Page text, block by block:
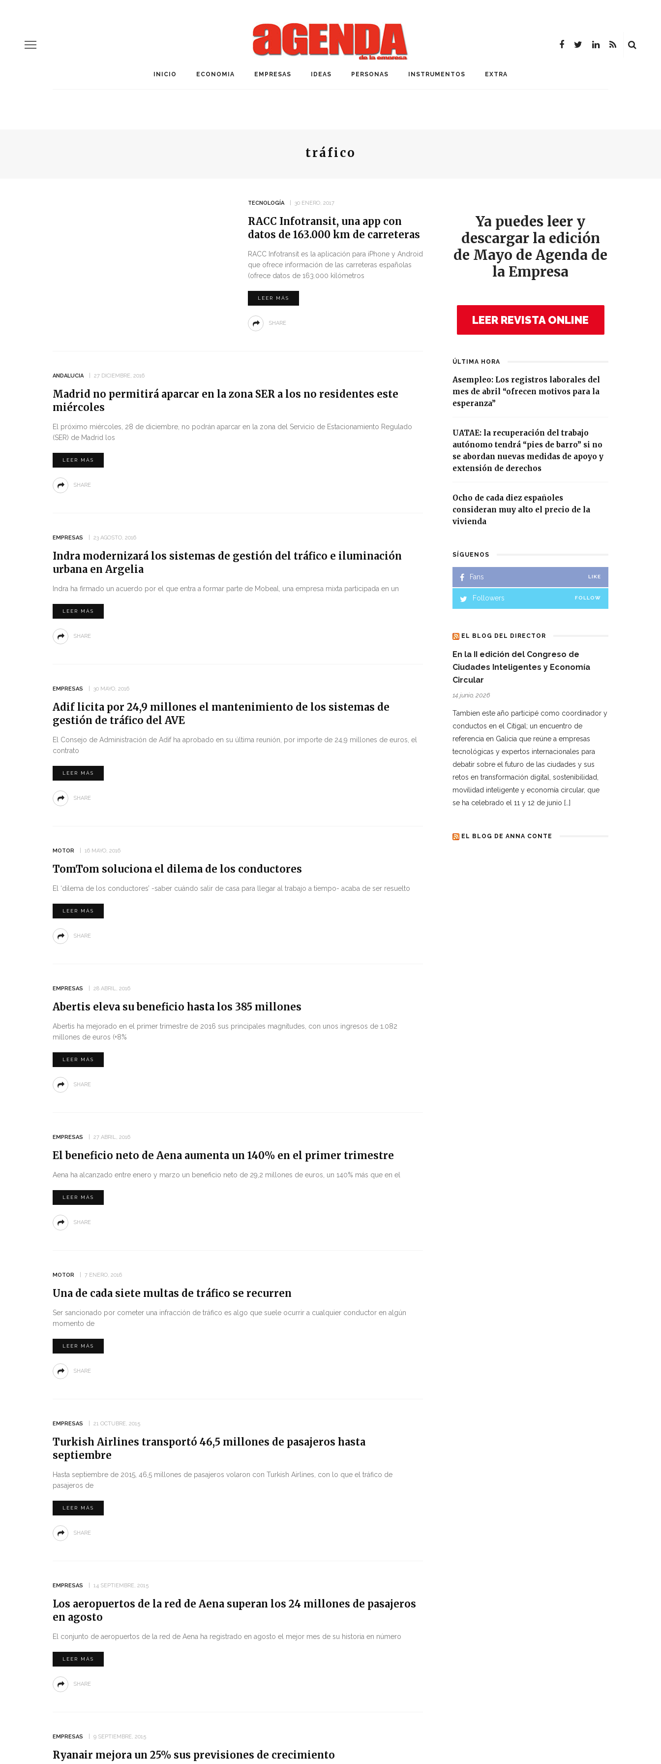
INICIO ECONOMIA EMPRESAS IDEAS PERSONAS INSTRUMENTOS EXTRA
tráfico
TECNOLOGÍA 30 ENERO, 2017
RACC Infotransit, una app con
datos de 163.000 km de carreteras
RACC Infotransit es la aplicación para iPhone y Android
que ofrece información de las carreteras españolas
(ofrece datos de 163.000 kilómetros
LEER MÁS
SHARE
ANDALUCIA 27 DICIEMBRE, 2016
Madrid no permitirá aparcar en la zona SER a los no residentes este
miércoles
El próximo miércoles, 28 de diciembre, no podrán aparcar en la zona del Servicio de Estacionamiento Regulado
(SER) de Madrid los
LEER MÁS
SHARE
EMPRESAS 23 AGOSTO, 2016
Indra modernizará los sistemas de gestión del tráfico e iluminación
urbana en Argelia
Indra ha firmado un acuerdo por el que entra a formar parte de Mobeal, una empresa mixta participada en un
LEER MÁS
SHARE
EMPRESAS 30 MAYO, 2016
Adif licita por 24,9 millones el mantenimiento de los sistemas de
gestión de tráfico del AVE
El Consejo de Administración de Adif ha aprobado en su última reunión, por importe de 24,9 millones de euros, el
contrato
LEER MÁS
SHARE
MOTOR 16 MAYO, 2016
TomTom soluciona el dilema de los conductores
El ‘dilema de los conductores’ -saber cuándo salir de casa para llegar al trabajo a tiempo- acaba de ser resuelto
LEER MÁS
SHARE
EMPRESAS 28 ABRIL, 2016
Abertis eleva su beneficio hasta los 385 millones
Abertis ha mejorado en el primer trimestre de 2016 sus principales magnitudes, con unos ingresos de 1.082
millones de euros (+8%
LEER MÁS
SHARE
EMPRESAS 27 ABRIL, 2016
El beneficio neto de Aena aumenta un 140% en el primer trimestre
Aena ha alcanzado entre enero y marzo un beneficio neto de 29,2 millones de euros, un 140% más que en el
LEER MÁS
SHARE
MOTOR 7 ENERO, 2016
Una de cada siete multas de tráfico se recurren
Ser sancionado por cometer una infracción de tráfico es algo que suele ocurrir a cualquier conductor en algún
momento de
LEER MÁS
SHARE
EMPRESAS 21 OCTUBRE, 2015
Turkish Airlines transportó 46,5 millones de pasajeros hasta
septiembre
Hasta septiembre de 2015, 46,5 millones de pasajeros volaron con Turkish Airlines, con lo que el tráfico de
pasajeros de
LEER MÁS
SHARE
EMPRESAS 14 SEPTIEMBRE, 2015
Los aeropuertos de la red de Aena superan los 24 millones de pasajeros
en agosto
El conjunto de aeropuertos de la red de Aena ha registrado en agosto el mejor mes de su historia en número
LEER MÁS
SHARE
EMPRESAS 9 SEPTIEMBRE, 2015
Ryanair mejora un 25% sus previsiones de crecimiento
Ya puedes leer y
descargar la edición
de Mayo de Agenda de
la Empresa
LEER REVISTA ONLINE
ÚLTIMA HORA
Asempleo: Los registros laborales del
mes de abril “ofrecen motivos para la
esperanza”
UATAE: la recuperación del trabajo
autónomo tendrá “pies de barro” si no
se abordan nuevas medidas de apoyo y
extensión de derechos
Ocho de cada diez españoles
consideran muy alto el precio de la
vivienda
SÍGUENOS
Fans LIKE
Followers FOLLOW
EL BLOG DEL DIRECTOR
En la II edición del Congreso de
Ciudades Inteligentes y Economía
Circular
14 junio, 2026
Tambien este año participé como coordinador y
conductos en el Citigal; un encuentro de
referencia en Galicia que reúne a empresas
tecnológicas y expertos internacionales para
debatir sobre el futuro de las ciudades y sus
retos en transformación digital, sostenibilidad,
movilidad inteligente y economía circular, que
se ha celebrado el 11 y 12 de junio […]
EL BLOG DE ANNA CONTE